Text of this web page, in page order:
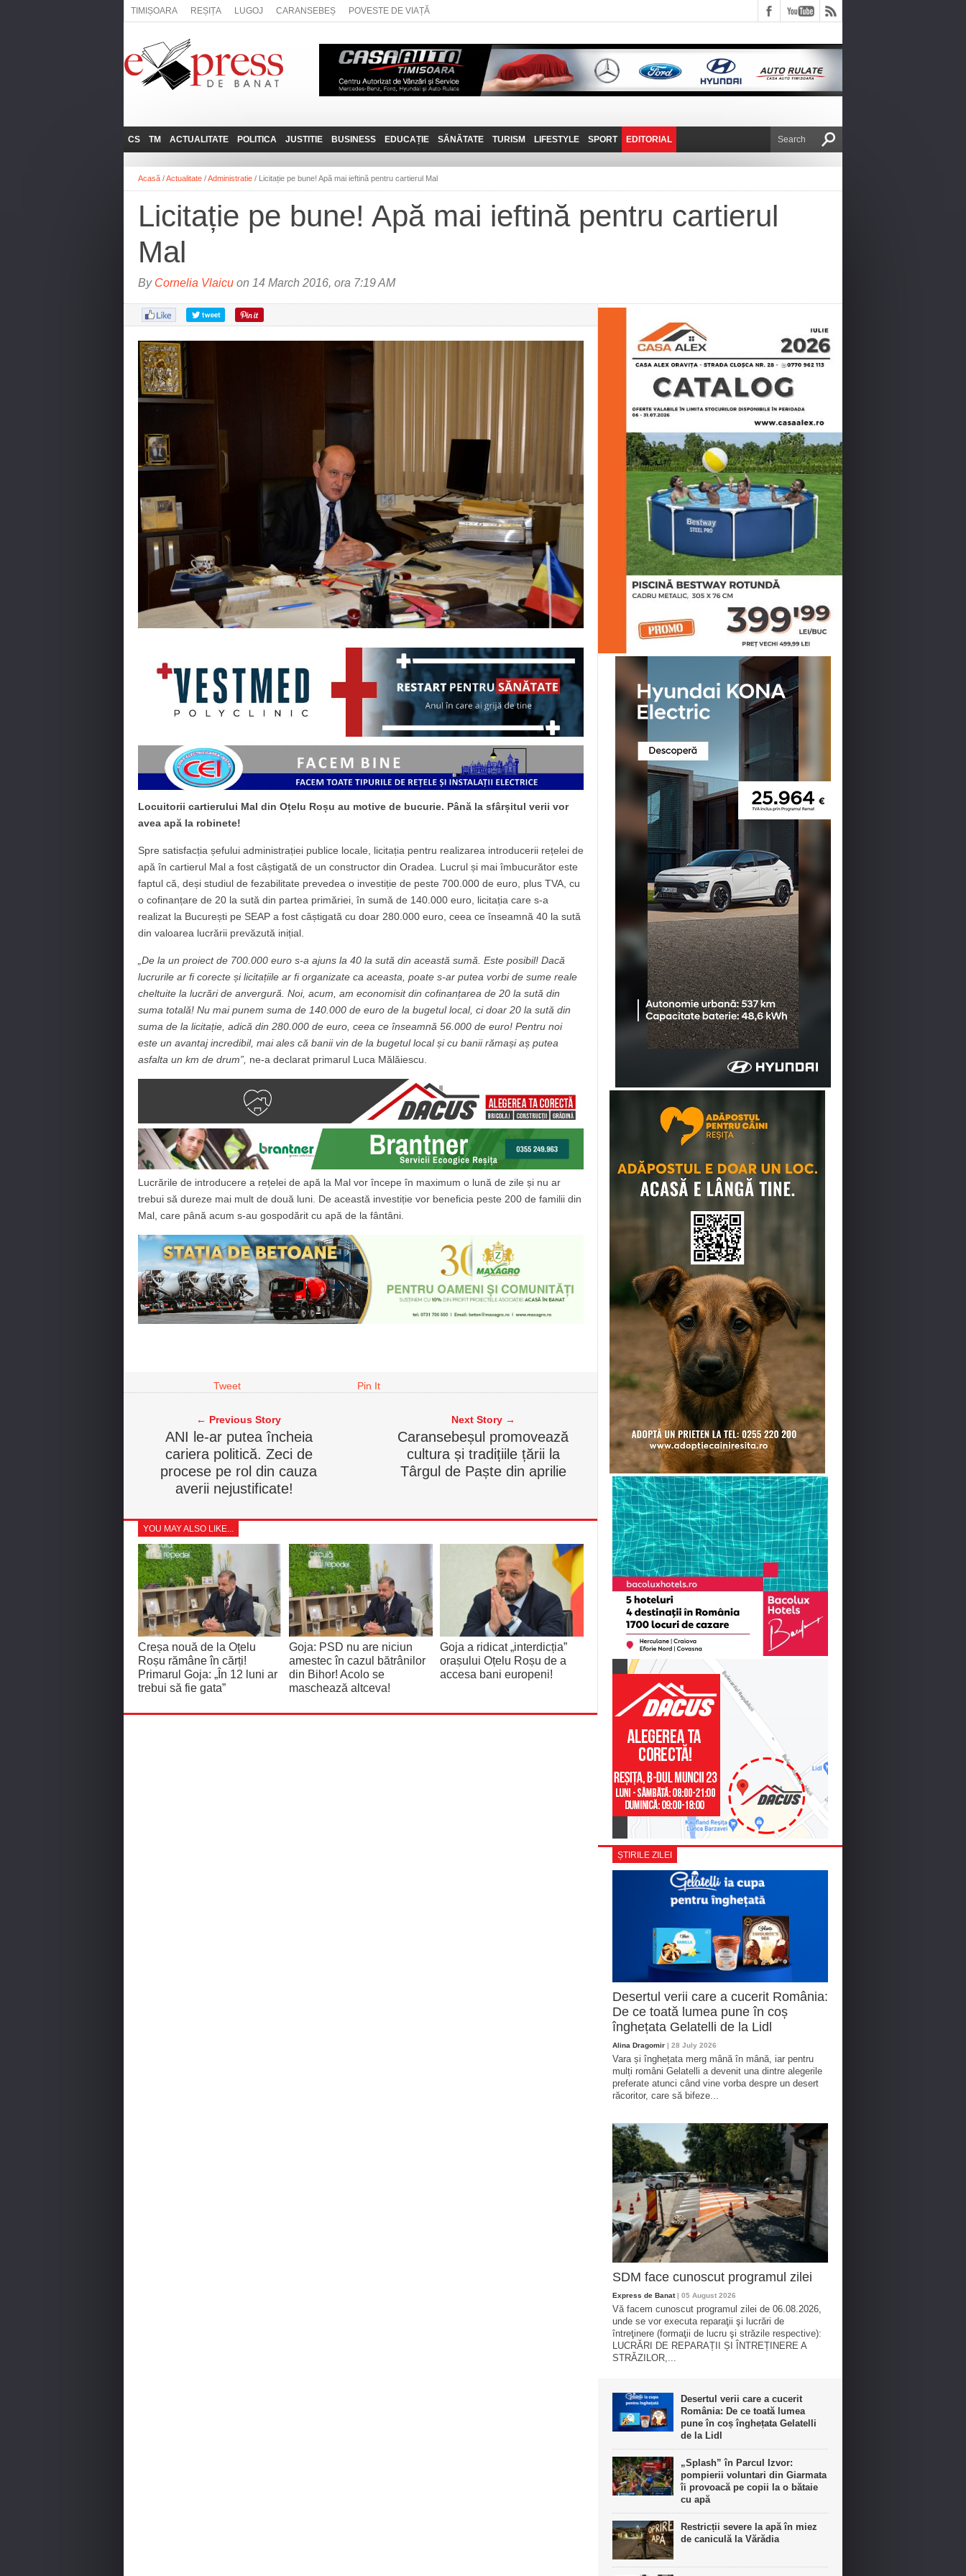
TIMIȘOARA REȘIȚA LUGOJ CARANSEBEȘ POVESTE DE VIAȚĂ
CS
REȘIȚA
CARANSEBEȘ
ANINA
BĂILE HERCULANE
BOCŞA
ORAVIȚA
OȚELU ROŞU
TM
LUGOJ
TIMIȘOARA
ACTUALITATE
ADMINISTRATIE
NAȚIONAL
SOCIAL
POLITICA
EXPRESSLIVE
INTERVIURILE
JUSTITIE BUSINESS
JOB-URI
TEHNIT
EDUCAȚIE SĂNĂTATE TURISM
PRIN MUNȚII
FANTASTICUL BANAT
LIFESTYLE
POVESTE DE VIAȚĂ
SPORT EDITORIAL
DE VICTOR NAFIRU
Acasă /Actualitate /Administratie / Licitație pe bune! Apă mai ieftină pentru cartierul Mal
Licitație pe bune! Apă mai ieftină pentru cartierul
Mal
By Cornelia Vlaicu on 14 March 2016, ora 7:19 AM
Locuitorii cartierului Mal din Oțelu Roșu au motive de bucurie. Până la sfârșitul verii vor
avea apă la robinete!
Spre satisfacția șefului administrației publice locale, licitația pentru realizarea introducerii rețelei de
apă în cartierul Mal a fost câștigată de un constructor din Oradea. Lucrul și mai îmbucurător este
faptul că, deși studiul de fezabilitate prevedea o investiție de peste 700.000 de euro, plus TVA, cu
o cofinanțare de 20 la sută din partea primăriei, în sumă de 140.000 euro, licitația care s-a
realizat la București pe SEAP a fost câștigată cu doar 280.000 euro, ceea ce înseamnă 40 la sută
din valoarea lucrării prevăzută inițial.
„De la un proiect de 700.000 euro s-a ajuns la 40 la sută din această sumă. Este posibil! Dacă
lucrurile ar fi corecte și licitațiile ar fi organizate ca aceasta, poate s-ar putea vorbi de sume reale
cheltuite la lucrări de anvergură. Noi, acum, am economisit din cofinanțarea de 20 la sută din
suma totală! Nu mai punem suma de 140.000 de euro de la bugetul local, ci doar 20 la sută din
suma de la licitație, adică din 280.000 de euro, ceea ce înseamnă 56.000 de euro! Pentru noi
este un avantaj incredibil, mai ales că banii vin de la bugetul local și cu banii rămași aș putea
asfalta un km de drum”, ne-a declarat primarul Luca Mălăiescu.
Lucrările de introducere a rețelei de apă la Mal vor începe în maximum o lună de zile și nu ar
trebui să dureze mai mult de două luni. De această investiție vor beneficia peste 200 de familii din
Mal, care până acum s-au gospodărit cu apă de la fântâni.
Tweet Pin It
← Previous Story
ANI le-ar putea încheia
cariera politică. Zeci de
procese pe rol din cauza
averii nejustificate!
Next Story →
Caransebeșul promovează
cultura și tradițiile țării la
Târgul de Paște din aprilie
YOU MAY ALSO LIKE...
Creșa nouă de la Oțelu
Roșu rămâne în cărți!
Primarul Goja: „În 12 luni ar
trebui să fie gata”
Goja: PSD nu are niciun
amestec în cazul bătrânilor
din Bihor! Acolo se
maschează altceva!
Goja a ridicat „interdicția”
orașului Oțelu Roșu de a
accesa bani europeni!
ȘTIRILE ZILEI
Desertul verii care a cucerit România:
De ce toată lumea pune în coș
înghețata Gelatelli de la Lidl
Alina Dragomir | 28 July 2026
Vara și înghețata merg mână în mână, iar pentru
mulți români Gelatelli a devenit una dintre alegerile
preferate atunci când vine vorba despre un desert
răcoritor, care să bifeze...
SDM face cunoscut programul zilei
Express de Banat| 05 August 2026
Vă facem cunoscut programul zilei de 06.08.2026,
unde se vor executa reparaţii şi lucrări de
întreţinere (formaţii de lucru şi străzile respective):
LUCRĂRI DE REPARAȚII ȘI ÎNTREȚINERE A
STRĂZILOR,...
Desertul verii care a cucerit
România: De ce toată lumea
pune în coș înghețata Gelatelli
de la Lidl
„Splash” în Parcul Izvor:
pompierii voluntari din Giarmata
îi provoacă pe copii la o bătaie
cu apă
Restricții severe la apă în miez
de caniculă la Vărădia